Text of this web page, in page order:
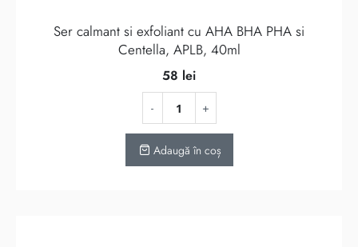
Ser calmant si exfoliant cu AHA BHA PHA si
Centella, APLB, 40ml
58 lei
Adaugă în coș